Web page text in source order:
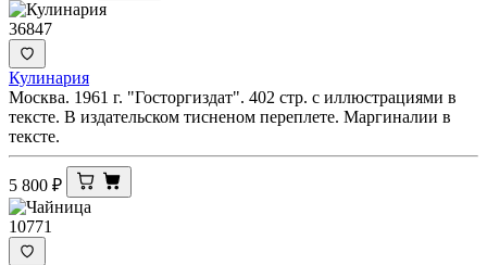
36847
Кулинария
Москва. 1961 г. "Госторгиздат". 402 стр. с иллюстрациями в
тексте. В издательском тисненом переплете. Маргиналии в
тексте.
5 800 ₽
10771